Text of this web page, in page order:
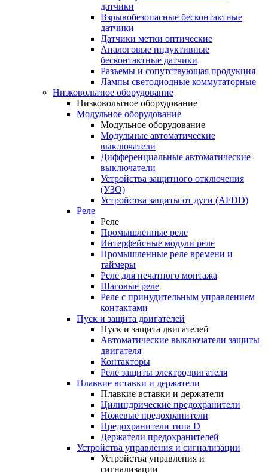
датчики
Взрывобезопасные бесконтактные
датчики
Датчики метки оптические
Аналоговые индуктивные
бесконтактные датчики
Разъемы и сопутствующая продукция
Лампы светодиодные коммутаторные
Низковольтное оборудование
Низковольтное оборудование
Модульное оборудование
Модульное оборудование
Модульные автоматические
выключатели
Дифференциальные автоматические
выключатели
Устройства защитного отключения
(УЗО)
Устройства защиты от дуги (AFDD)
Реле
Реле
Промышленные реле
Интерфейсные модули реле
Промышленные реле времени и
таймеры
Реле для печатного монтажа
Шаговые реле
Реле с принудительным управлением
контактами
Пуск и защита двигателей
Пуск и защита двигателей
Автоматические выключатели защиты
двигателя
Контакторы
Реле защиты электродвигателя
Плавкие вставки и держатели
Плавкие вставки и держатели
Цилиндрические предохранители
Ножевые предохранители
Предохранители типа D
Держатели предохранителей
Устройства управления и сигнализации
Устройства управления и
сигнализации